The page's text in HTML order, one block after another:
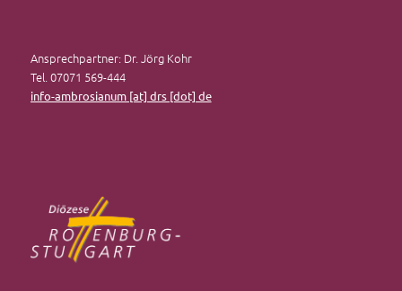
Ansprechpartner: Dr. Jörg Kohr
Tel. 07071 569-444
info-ambrosianum [at] drs [dot] de